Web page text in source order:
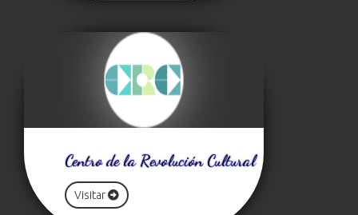
Centro de la Revolución Cultural
Visitar